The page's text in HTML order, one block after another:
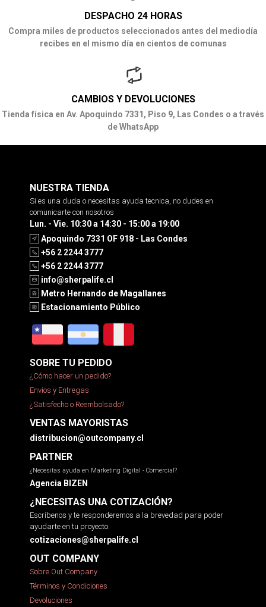
DESPACHO 24 HORAS
Compra miles de productos seleccionados antes del mediodía
recibes en el mismo día en cientos de comunas
CAMBIOS Y DEVOLUCIONES
Tienda física en Av. Apoquindo 7331, Piso 9, Las Condes o a través
de WhatsApp
NUESTRA TIENDA
Si es una duda o necesitas ayuda tecnica, no dudes en
comunicarte con nosotros
Lun. - Vie. 10:30 a 14:30 - 15:00 a 19:00
Apoquindo 7331 OF 918 - Las Condes
+56 2 2244 3777
+56 2 2244 3777
info@sherpalife.cl
Metro Hernando de Magallanes
Estacionamiento Público
SOBRE TU PEDIDO
¿Cómo hacer un pedido?
Envíos y Entregas
¿Satisfecho o Reembolsado?
VENTAS MAYORISTAS
distribucion@outcompany.cl
PARTNER
¿Necesitas ayuda en Marketing Digital - Comercial?
Agencia BIZEN
¿NECESITAS UNA COTIZACIÓN?
Escríbenos y te responderemos a la brevedad para poder
ayudarte en tu proyecto.
cotizaciones@sherpalife.cl
OUT COMPANY
Sobre Out Company
Términos y Condiciones
Devoluciones